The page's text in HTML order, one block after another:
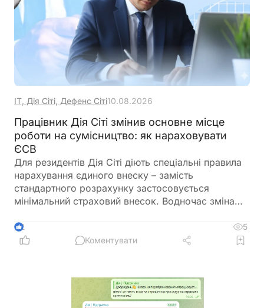
ІТ, Дія Сіті, Дефенс Сіті10.08.2026
Працівник Дія Сіті змінив основне місце
роботи на сумісництво: як нараховувати
ЄСВ
Для резидентів Дія Сіті діють спеціальні правила
нарахування єдиного внеску – замість
стандартного розрахунку застосовується
мінімальний страховий внесок. Водночас зміна
сумісництво протягом одного місяця не змінює
природи отриманих ним виплат. Усі нарахування
2
5
Коментувати